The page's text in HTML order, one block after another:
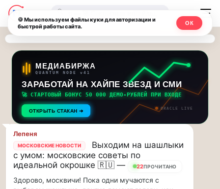
Последние
новости
и
обновления
потока:
Друзья,
приглашаем
на
музыкальную
прогулку
по
Москве
Чайковского!…
Друзья,
Москвичи.net
—
Главный
столичный
чат-
мессенджер,
новости
и
инсайды
🔍
МЕДИАБИРЖА
QUANTUM NODE v41
ЗАРАБОТАЙ НА ХАЙПЕ ЗВЕЗД И СМИ
🚀 СТАРТОВЫЙ БОНУС 50 000 ДЕМО-РУБЛЕЙ ПРИ ВХОДЕ
ОТКРЫТЬ СТАКАН ➔ ORACLE LIVE
Лепеня
МОСКОВСКИЕ НОВОСТИ
Выходим на шашлыки
с умом: московские советы по
идеальной окрошке 🇷🇺 —
22ПРОЧИТАНО
Здорово, москвичи! Пока одни мучаются с
🍪 Мы используем файлы куки для авторизации и
быстрой работы сайта.
ОК